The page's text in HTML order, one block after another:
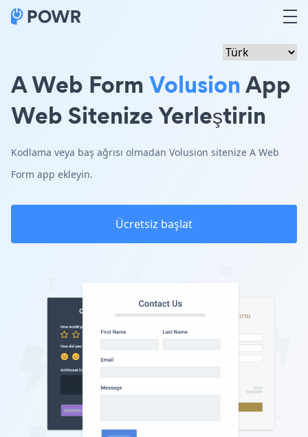
A Web Form VolusionApp
Web Sitenize Yerleştirin
Kodlama veya baş ağrısı olmadan Volusion sitenize A Web
Form app ekleyin.
Ücretsiz başlat